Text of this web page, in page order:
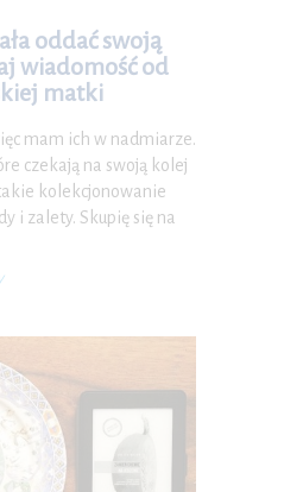
oddać swoją
wiadomość od
matki
mam ich w nadmiarze.
czekają na swoją kolej
kolekcjonowanie
i zalety. Skupię się na